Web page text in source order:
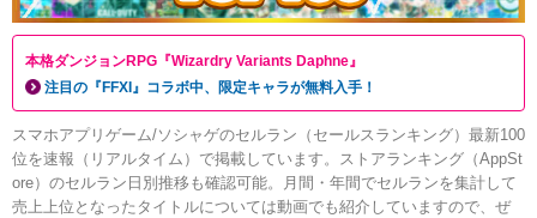
本格ダンジョンRPG『Wizardry Variants Daphne』
注目の『FFXI』コラボ中、限定キャラが無料入手！
スマホアプリゲーム/ソシャゲのセルラン（セールスランキング）最新100
位を速報（リアルタイム）で掲載しています。ストアランキング（AppSt
ore）のセルラン日別推移も確認可能。月間・年間でセルランを集計して
売上上位となったタイトルについては動画でも紹介していますので、ぜ